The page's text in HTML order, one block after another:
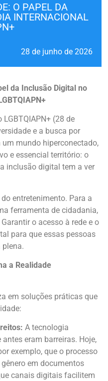
O PAPEL DA
INTERNACIONAL
28 de junho de 2026
da Inclusão Digital no
(28 de
e a busca por
mundo hiperconectado,
e essencial território: o
inclusão digital tem a ver
entretenimento. Para a
ferramenta de cidadania,
o acesso à rede e o
para que essas pessoas
plena.
a Realidade
em soluções práticas que
A tecnologia
eram barreiras. Hoje,
exemplo, que o processo
em documentos
canais digitais facilitem